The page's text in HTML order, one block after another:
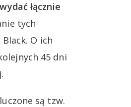
łącznie
tych
O ich
45 dni
są tzw.